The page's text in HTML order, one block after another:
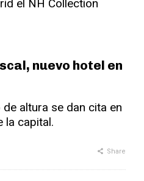
nuevo hotel en
altura se dan cita en
la capital.
Share